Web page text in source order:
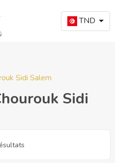
TND
Sidi Salem
Sidi